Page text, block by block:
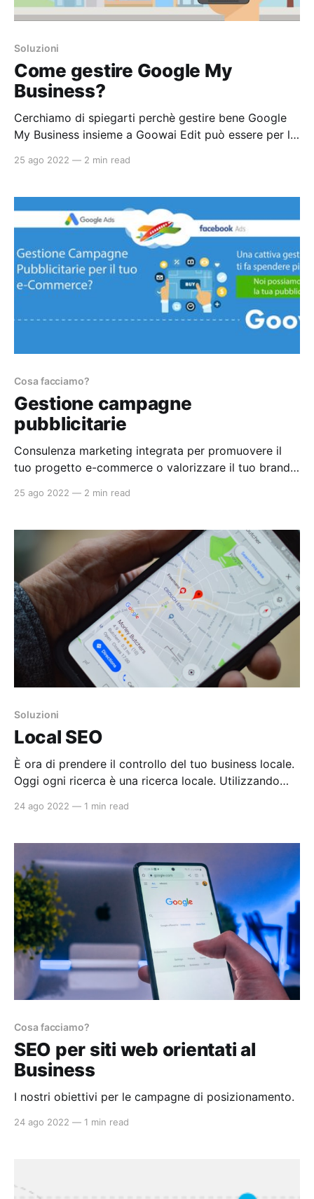
Soluzioni
Come gestire Google My
Business?
Cerchiamo di spiegarti perchè gestire bene Google
My Business insieme a Goowai Edit può essere per la
marketing.
25 ago 2022 — 2 min read
Cosa facciamo?
Gestione campagne
pubblicitarie
Consulenza marketing integrata per promuovere il
tuo progetto e-commerce o valorizzare il tuo brand.
Ads e Facebook Ads di mostrare con facilità e al
raggiungere i nuovi clienti, diminuire i
25 ago 2022 — 2 min read
Soluzioni
Local SEO
È ora di prendere il controllo del tuo business locale.
Oggi ogni ricerca è una ricerca locale. Utilizzando
informazioni geolocalizzate. Tu nella gestione della
tuo potenziale cliente ti trovi grazie al suo
smartphone? Ottimizzando
24 ago 2022 — 1 min read
Cosa facciamo?
SEO per siti web orientati al
Business
I nostri obiettivi per le campagne di posizionamento.
24 ago 2022 — 1 min read